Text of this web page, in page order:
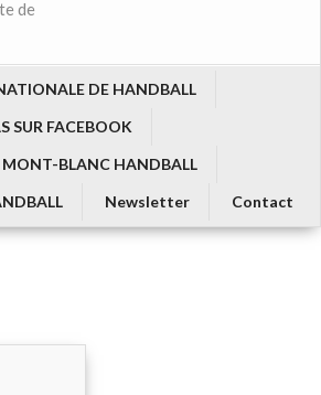
de
DE HANDBALL
SUR FACEBOOK
MONT-BLANC HANDBALL
Newsletter Contact